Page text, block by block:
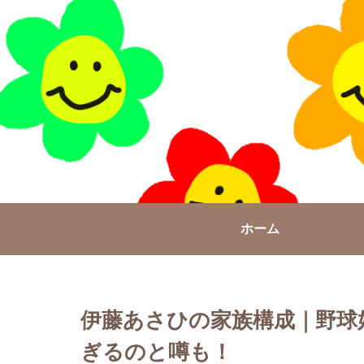
ホーム
伊藤あさひの家族構成｜野
ぎるのと噂も！